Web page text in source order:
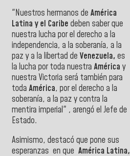
"Nuestros hermanos de América
Latina y el Caribe deben saber que
nuestra lucha por el derecho a la
independencia, a la soberanía, a la
paz y a la libertad de Venezuela, es
la lucha por toda nuestra América y
nuestra Victoria será también para
toda América, por el derecho a la
soberanía, a la paz y contra la
mentira imperial" , arengó el Jefe de
Estado.
Asimismo, destacó que pone sus
esperanzas en que América Latina,